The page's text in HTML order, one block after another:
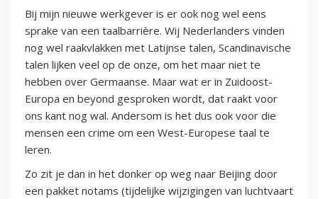
Bij mijn nieuwe werkgever is er ook nog wel eens
sprake van een taalbarrière. Wij Nederlanders vinden
nog wel raakvlakken met Latijnse talen, Scandinavische
talen lijken veel op de onze, om het maar niet te
hebben over Germaanse. Maar wat er in Zuidoost-
Europa en beyond gesproken wordt, dat raakt voor
ons kant nog wal. Andersom is het dus ook voor die
mensen een crime om een West-Europese taal te
leren.
Zo zit je dan in het donker op weg naar Beijing door
een pakket notams (tijdelijke wijzigingen van luchtvaart